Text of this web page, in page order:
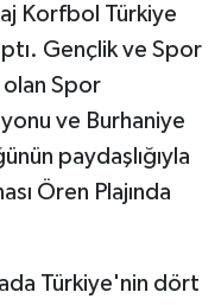
Korfbol Türkiye
Gençlik ve Spor
olan Spor
ve Burhaniye
paydaşlığıyla
Ören Plajında
Türkiye'nin dört